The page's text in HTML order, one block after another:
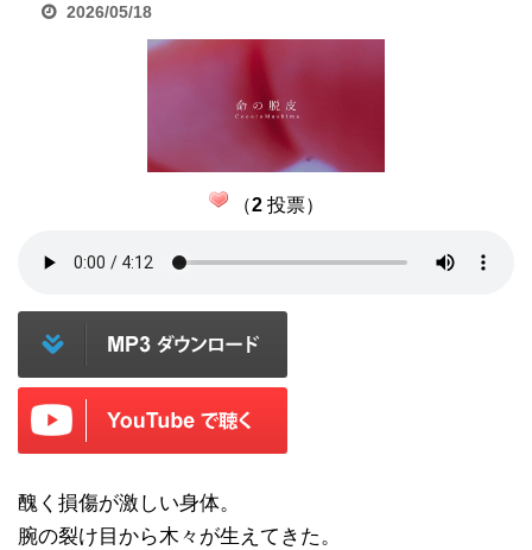
2026/05/18
（2投票）
醜く損傷が激しい身体。
腕の裂け目から木々が生えてきた。